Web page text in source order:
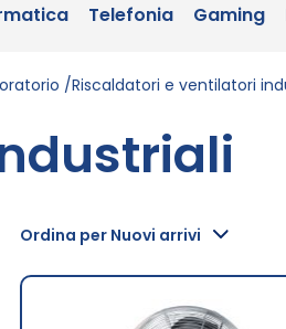
Telefonia Gaming
Riscaldatori e ventilatori
Ordina per Nuovi arrivi